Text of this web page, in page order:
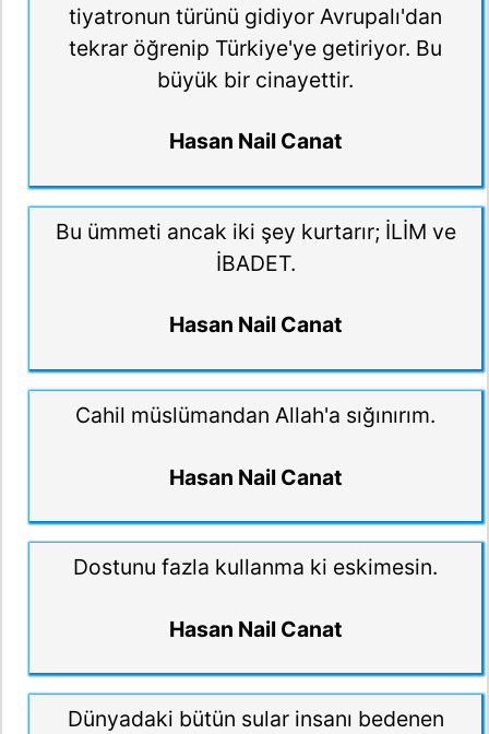
tiyatronun türünü gidiyor Avrupalı'dan
tekrar öğrenip Türkiye'ye getiriyor. Bu
büyük bir cinayettir.
Hasan Nail Canat
Bu ümmeti ancak iki şey kurtarır; İLİM ve
İBADET.
Hasan Nail Canat
Cahil müslümandan Allah'a sığınırım.
Hasan Nail Canat
Dostunu fazla kullanma ki eskimesin.
Hasan Nail Canat
Dünyadaki bütün sular insanı bedenen